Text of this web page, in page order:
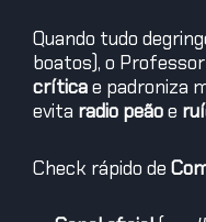
Quando tudo
boatos), o Professor
críticae padroniza
evita radio peãoe
Check rápido de